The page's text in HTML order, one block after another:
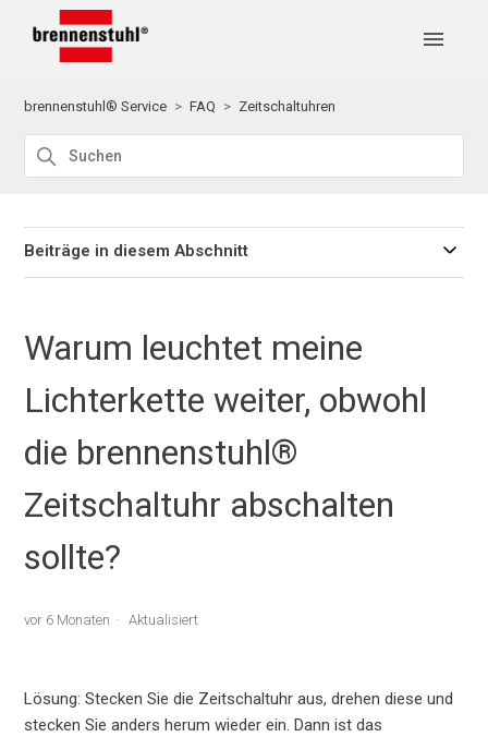
brennenstuhl® Service FAQ Zeitschaltuhren
Beiträge in diesem Abschnitt
Warum leuchtet meine
Lichterkette weiter, obwohl
die brennenstuhl®
Zeitschaltuhr abschalten
sollte?
vor 6 Monaten Aktualisiert
Lösung: Stecken Sie die Zeitschaltuhr aus, drehen diese und
stecken Sie anders herum wieder ein. Dann ist das